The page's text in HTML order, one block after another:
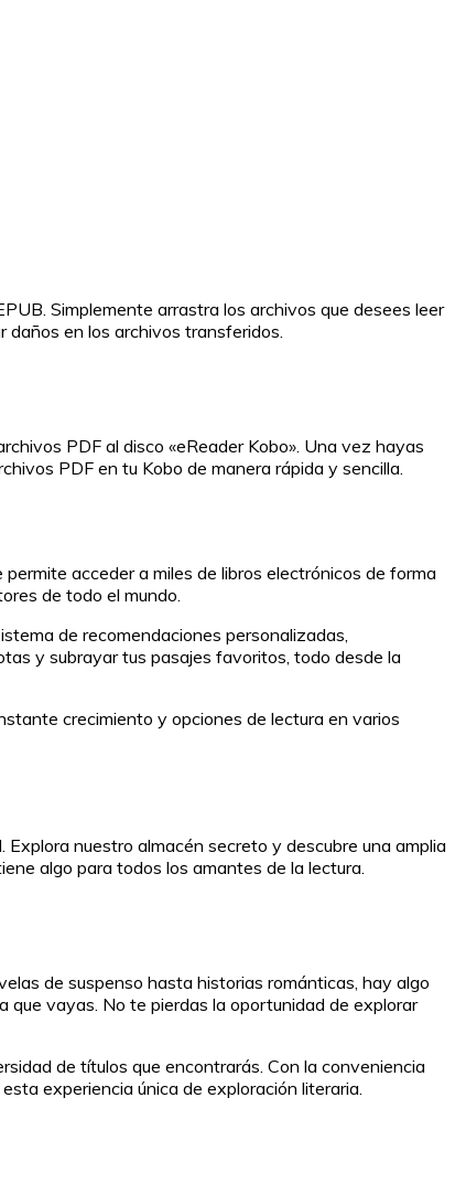
Simplemente arrastra los archivos que desees leer
en los archivos transferidos.
PDF al disco «eReader Kobo». Una vez hayas
PDF en tu Kobo de manera rápida y sencilla.
acceder a miles de libros electrónicos de forma
de todo el mundo.
de recomendaciones personalizadas,
y subrayar tus pasajes favoritos, todo desde la
crecimiento y opciones de lectura en varios
nuestro almacén secreto y descubre una amplia
algo para todos los amantes de la lectura.
de suspenso hasta historias románticas, hay algo
que vayas. No te pierdas la oportunidad de explorar
de títulos que encontrarás. Con la conveniencia
experiencia única de exploración literaria.